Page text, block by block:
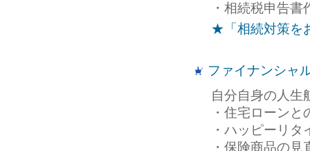
・相続税申告
★「相続対策を
ファイナンシャ
自分自身の人生
・住宅ローンと
・ハッピーリタ
・保険商品の見